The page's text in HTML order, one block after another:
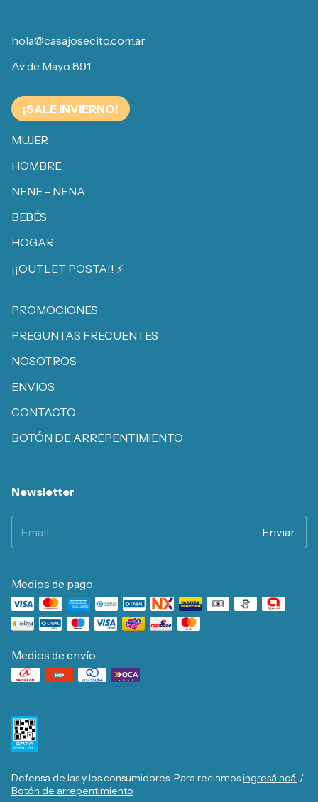
hola@casajosecito.com.ar
Av de Mayo 891
¡SALE INVIERNO!
MUJER
HOMBRE
NENE - NENA
BEBÉS
HOGAR
¡¡OUTLET POSTA!! ⚡️
PROMOCIONES
PREGUNTAS FRECUENTES
NOSOTROS
ENVIOS
CONTACTO
BOTÓN DE ARREPENTIMIENTO
Newsletter
Medios de pago
Medios de envío
Defensa de las y los consumidores. Para reclamosingresá acá. /
Botón de arrepentimiento